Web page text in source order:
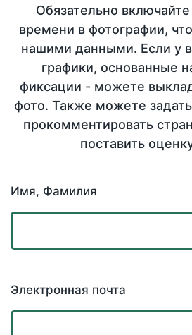
Обязательно
времени в фотографии,
нашими данными. Если у
графики, основанные
фиксации - можете
фото. Также можете
прокомментировать
поставить
Имя, Фамилия
Электронная почта